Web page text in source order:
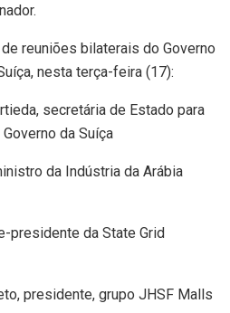
reuniões bilaterais do Governo
nesta terça-feira (17):
secretária de Estado para
da Suíça
da Indústria da Arábia
presidente da State Grid
presidente, grupo JHSF Malls